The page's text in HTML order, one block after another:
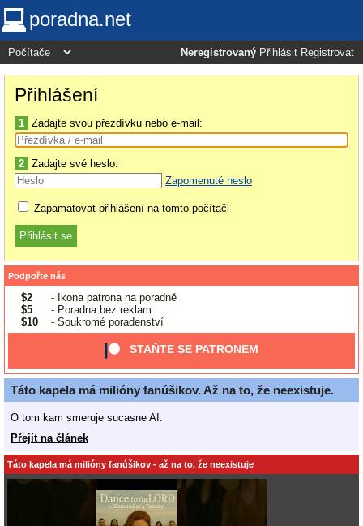
poradna.net
Neregistrovaný Přihlásit Registrovat
Přihlášení
1 Zadajte svou přezdívku nebo e-mail:
2 Zadajte své heslo:
Zapomenuté heslo
Zapamatovat přihlášení na tomto počítači
Podpořte nás
$2
- Ikona patrona na poradně
$5
- Poradna bez reklam
$10
- Soukromé poradenství
STAŇTE SE PATRONEM
Táto kapela má milióny fanúšikov. Až na to, že neexistuje.
O tom kam smeruje sucasne AI.
Přejít na článek
Táto kapela má milióny fanúšikov - až na to, že neexistuje